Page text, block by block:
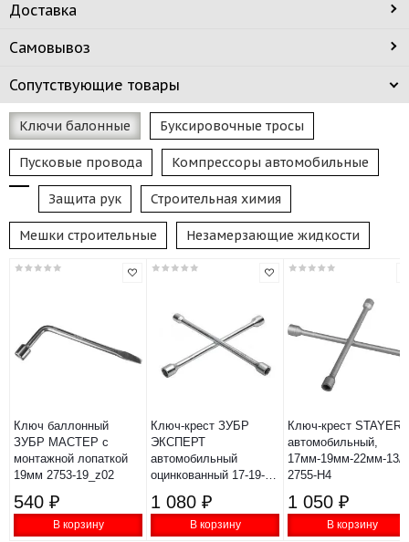
Доставка
Самовывоз
Сопутствующие товары
Ключи балонные Буксировочные тросы
Пусковые провода Компрессоры автомобильные
Защита рук Строительная химия
Мешки строительные Незамерзающие жидкости
Ключ баллонный
ЗУБР МАСТЕР с
монтажной лопаткой
19мм 2753-19_z02
540 ₽
В корзину
Ключ-крест ЗУБР
ЭКСПЕРТ
автомобильный
оцинкованный 17-19-
1 080 ₽
В корзину
Ключ-крест STAYER
автомобильный,
17мм-19мм-22мм-13/
2755-H4
1 050 ₽
В корзину